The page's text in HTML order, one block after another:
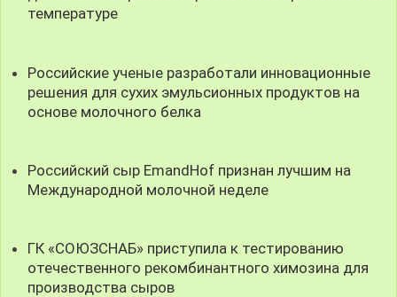
температуре
Российские ученые разработали инновационные
решения для сухих эмульсионных продуктов на
основе молочного белка
Российский сыр EmandHof признан лучшим на
Международной молочной неделе
ГК «СОЮЗСНАБ» приступила к тестированию
отечественного рекомбинантного химозина для
производства сыров